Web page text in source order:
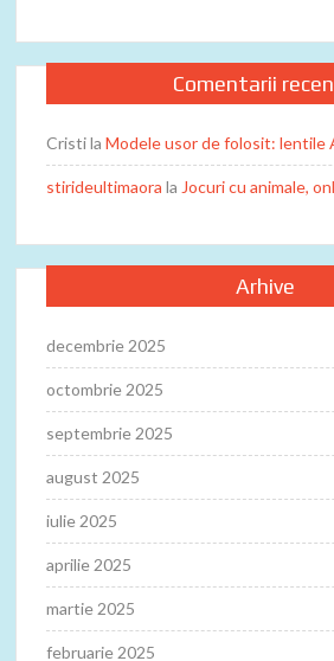
Comentarii
CristilaModele usor de folosit: lentile
stirideultimaora la Jocuri cu animale,
Arhive
decembrie 2025
octombrie 2025
septembrie 2025
august 2025
iulie 2025
aprilie 2025
martie 2025
februarie 2025